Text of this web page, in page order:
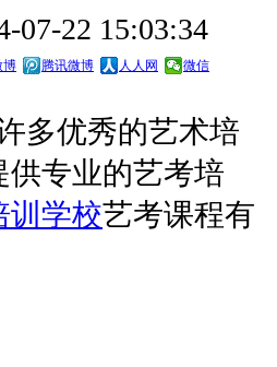
07-22 15:03:34
博 腾讯微博 人人网 微信
优秀的艺术培
专业的艺考培
训学校艺考课程有